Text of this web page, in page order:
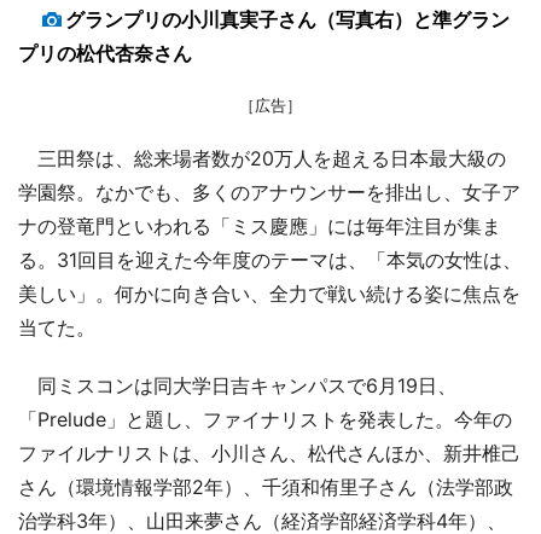
グランプリの小川真実子さん（写真右）と準グラン
プリの松代杏奈さん
［広告］
三田祭は、総来場者数が20万人を超える日本最大級の
学園祭。なかでも、多くのアナウンサーを排出し、女子ア
ナの登竜門といわれる「ミス慶應」には毎年注目が集ま
る。31回目を迎えた今年度のテーマは、「本気の女性は、
美しい」。何かに向き合い、全力で戦い続ける姿に焦点を
当てた。
同ミスコンは同大学日吉キャンパスで6月19日、
「Prelude」と題し、ファイナリストを発表した。今年の
ファイルナリストは、小川さん、松代さんほか、新井椎己
さん（環境情報学部2年）、千須和侑里子さん（法学部政
治学科3年）、山田来夢さん（経済学部経済学科4年）、